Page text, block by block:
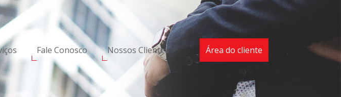
Fale Conosco Nossos Clientes Área do cliente